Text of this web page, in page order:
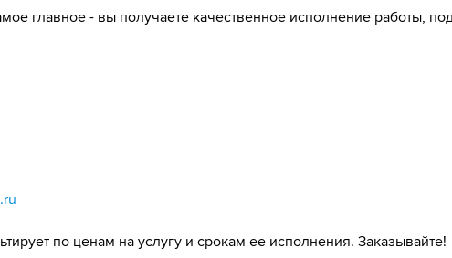
главное - вы получаете качественное исполнение работы,
по ценам на услугу и срокам ее исполнения. Заказывайте!